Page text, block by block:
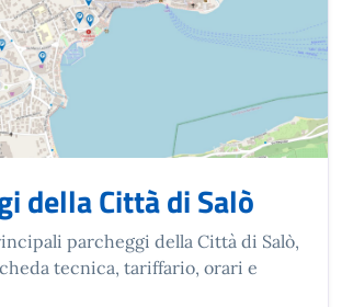
della Città di Salò
parcheggi della Città di Salò,
tecnica, tariffario, orari e